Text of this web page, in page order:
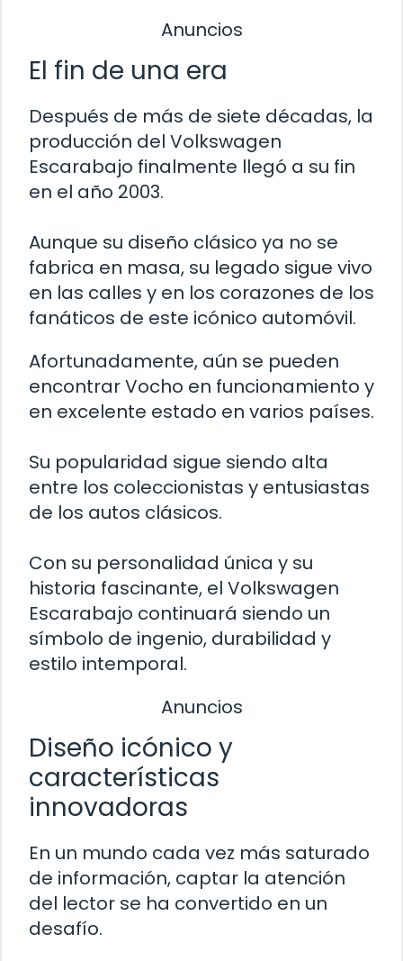
Anuncios
El fin de una era
Después de más de siete décadas, la
producción del Volkswagen
Escarabajo finalmente llegó a su fin
en el año 2003.
Aunque su diseño clásico ya no se
fabrica en masa, su legado sigue vivo
en las calles y en los corazones de los
fanáticos de este icónico automóvil.
Afortunadamente, aún se pueden
encontrar Vocho en funcionamiento y
en excelente estado en varios países.
Su popularidad sigue siendo alta
entre los coleccionistas y entusiastas
de los autos clásicos.
Con su personalidad única y su
historia fascinante, el Volkswagen
Escarabajo continuará siendo un
símbolo de ingenio, durabilidad y
estilo intemporal.
Anuncios
Diseño icónico y
características
innovadoras
En un mundo cada vez más saturado
de información, captar la atención
del lector se ha convertido en un
desafío.